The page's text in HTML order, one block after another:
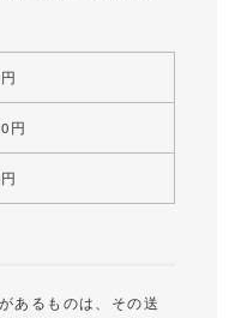
円
あるものは、その送